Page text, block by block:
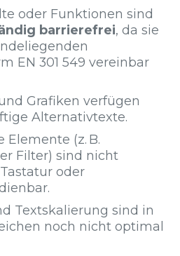
oder Funktionen sind
barrierefrei, da sie
EN 301 549 vereinbar
Grafiken verfügen
Alternativtexte.
(z. B.
Filter) sind nicht
oder
Textskalierung sind in
noch nicht optimal